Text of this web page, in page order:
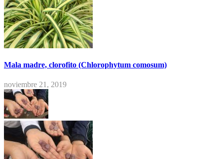
Mala madre, clorofito (Chlorophytum comosum)
noviembre 21, 2019